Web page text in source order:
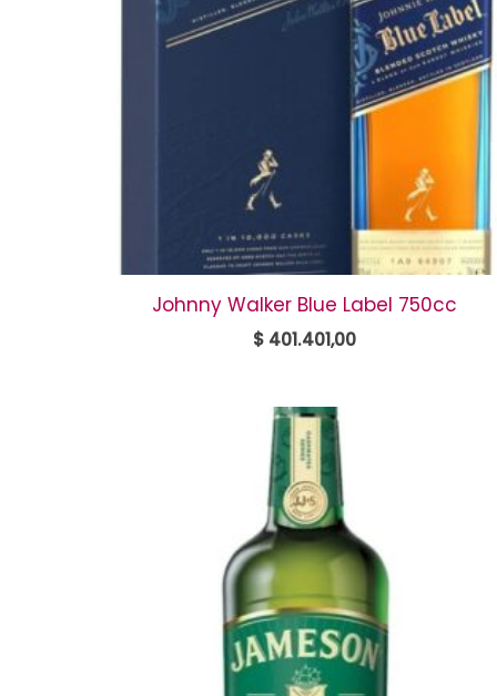
Johnny Walker Blue Label 750cc
$401.401,00